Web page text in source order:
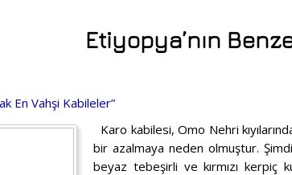
Etiyopya’nın
En Vahşi Kabileler”
Karo kabilesi, Omo Nehri
bir azalmaya neden olmuştur.
beyaz tebeşirli ve kırmızı kerpiç